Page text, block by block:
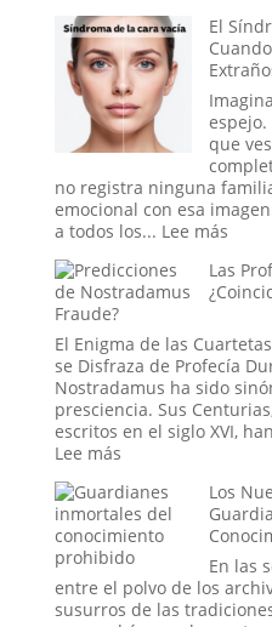
El
espejo.
que
no registra ninguna
emocional con esa
a todos los... Lee más:
de
«Cara
el
de
Las
Fraude?
El Enigma de las
se Disfraza de Profecía
Nostradamus ha sido
presciencia. Sus
escritos en el siglo XVI,
Lee más:
Profecías
de
Nostradamus:
¿Coincidencia,
Interpretación
o
Los
En las
entre el polvo de los
susurros de las